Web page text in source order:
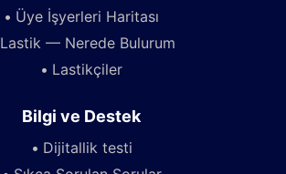
Üye İşyerleri Haritası
Lastik — Nerede Bulurum
Lastikçiler
Bilgi ve Destek
Dijitallik testi